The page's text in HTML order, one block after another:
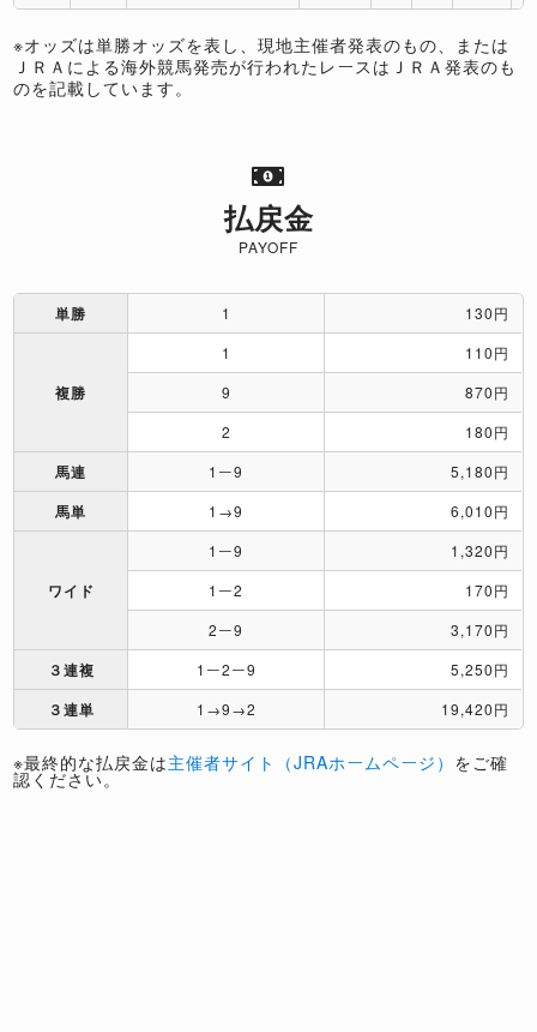
※オッズは単勝オッズを表し、現地主催者発表のもの、または
ＪＲＡによる海外競馬発売が行われたレースはＪＲＡ発表のも
のを記載しています。
払戻金
PAYOFF
単勝 1 130円
複勝
1
110円
9
870円
2
180円
馬連 1ー9 5,180円
馬単 1→9 6,010円
ワイド
1ー9
1,320円
1ー2
170円
2ー9
3,170円
３連複 1ー2ー9 5,250円
３連単 1→9→2 19,420円
※最終的な払戻金は主催者サイト（JRAホームページ） をご確
認ください。